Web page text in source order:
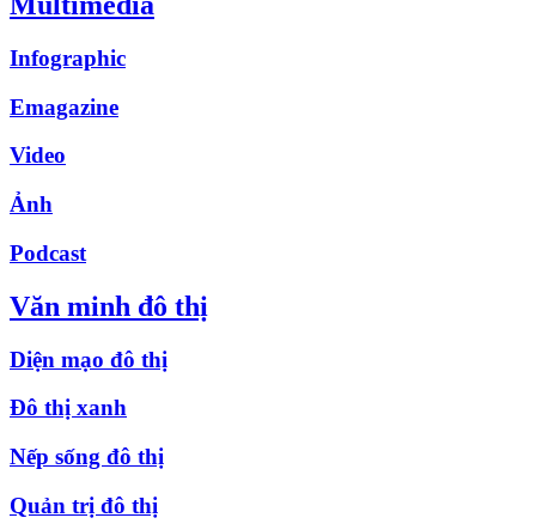
Infographic
Emagazine
Video
Ảnh
Podcast
Văn minh đô thị
Diện mạo đô thị
Đô thị xanh
Nếp sống đô thị
Quản trị đô thị